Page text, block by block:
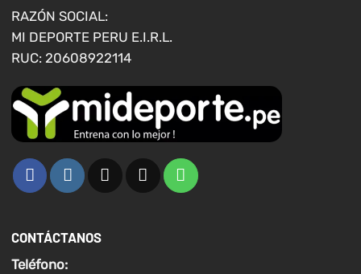
página
de
producto
RAZÓN SOCIAL:
MI DEPORTE PERU E.I.R.L.
RUC: 20608922114
CONTÁCTANOS
Teléfono: